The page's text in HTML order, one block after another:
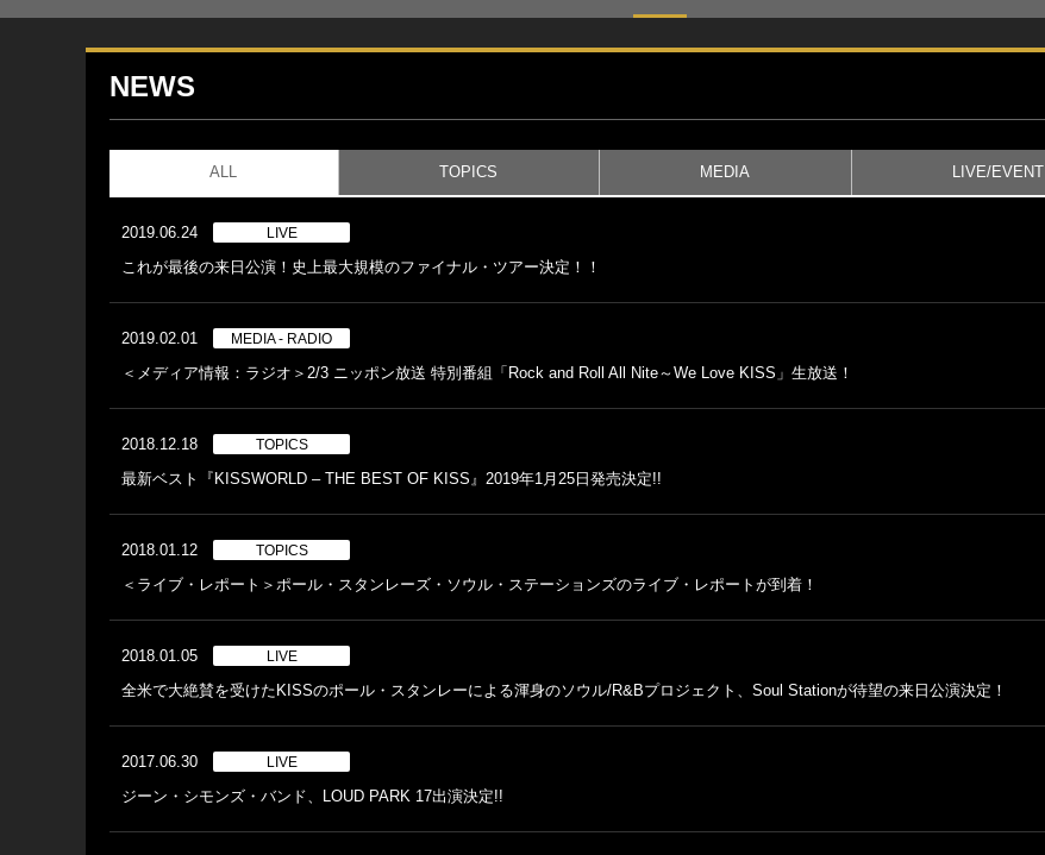
NEWS
ALL TOPICS MEDIA LIVE/EVENT
2019.06.24 LIVE
これが最後の来日公演！史上最大規模のファイナル・ツアー決定！！
2019.02.01 MEDIA - RADIO
＜メディア情報：ラジオ＞2/3 ニッポン放送 特別番組「Rock and Roll All Nite～We Love KISS」生放送！
2018.12.18 TOPICS
最新ベスト『KISSWORLD – THE BEST OF KISS』2019年1月25日発売決定!!
2018.01.12 TOPICS
＜ライブ・レポート＞ポール・スタンレーズ・ソウル・ステーションズのライブ・レポートが到着！
2018.01.05 LIVE
全米で大絶賛を受けたKISSのポール・スタンレーによる渾身のソウル/R&Bプロジェクト、Soul Stationが待望の来日公演決定！
2017.06.30 LIVE
ジーン・シモンズ・バンド、LOUD PARK 17出演決定!!